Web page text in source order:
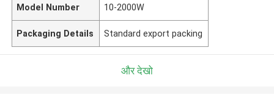
Model Number 10-2000W
Packaging Details Standard export packing
और देखो